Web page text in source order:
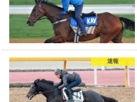
速報